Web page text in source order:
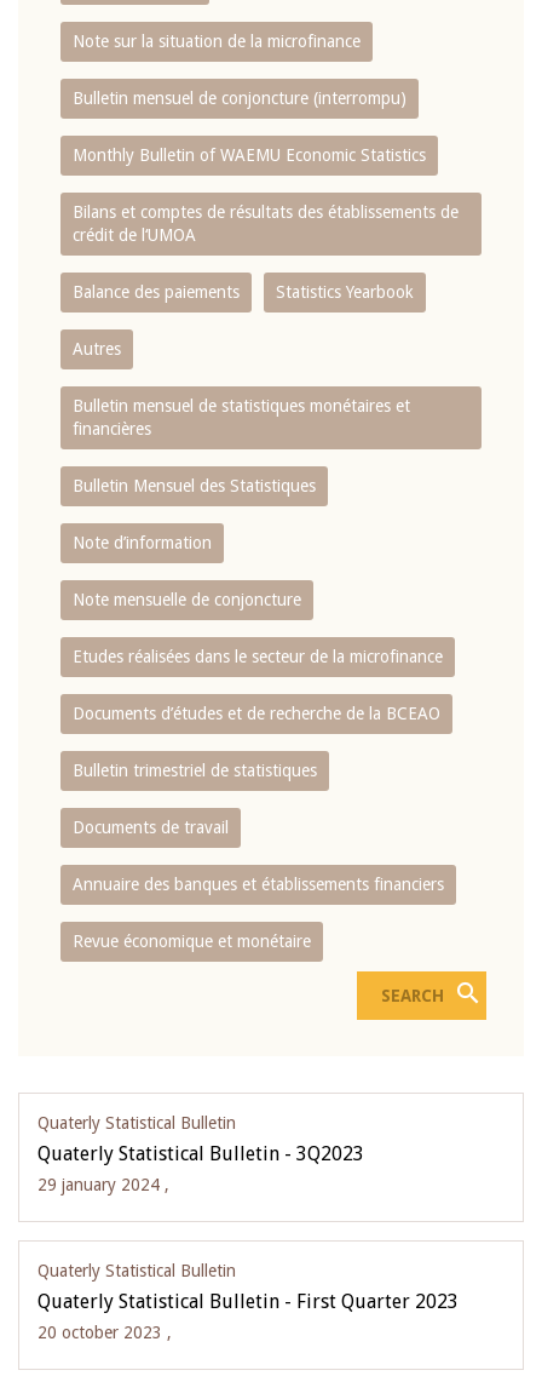
Note sur la situation de la microfinance
Bulletin mensuel de conjoncture (interrompu)
Monthly Bulletin of WAEMU Economic Statistics
Bilans et comptes de résultats des établissements de
crédit de l‘UMOA
Balance des paiements Statistics Yearbook
Autres
Bulletin mensuel de statistiques monétaires et
financières
Bulletin Mensuel des Statistiques
Note d’information
Note mensuelle de conjoncture
Etudes réalisées dans le secteur de la microfinance
Documents d’études et de recherche de la BCEAO
Bulletin trimestriel de statistiques
Documents de travail
Annuaire des banques et établissements financiers
Revue économique et monétaire
Quaterly Statistical Bulletin
Quaterly Statistical Bulletin - 3Q2023
29 january 2024 ,
Quaterly Statistical Bulletin
Quaterly Statistical Bulletin - First Quarter 2023
20 october 2023 ,